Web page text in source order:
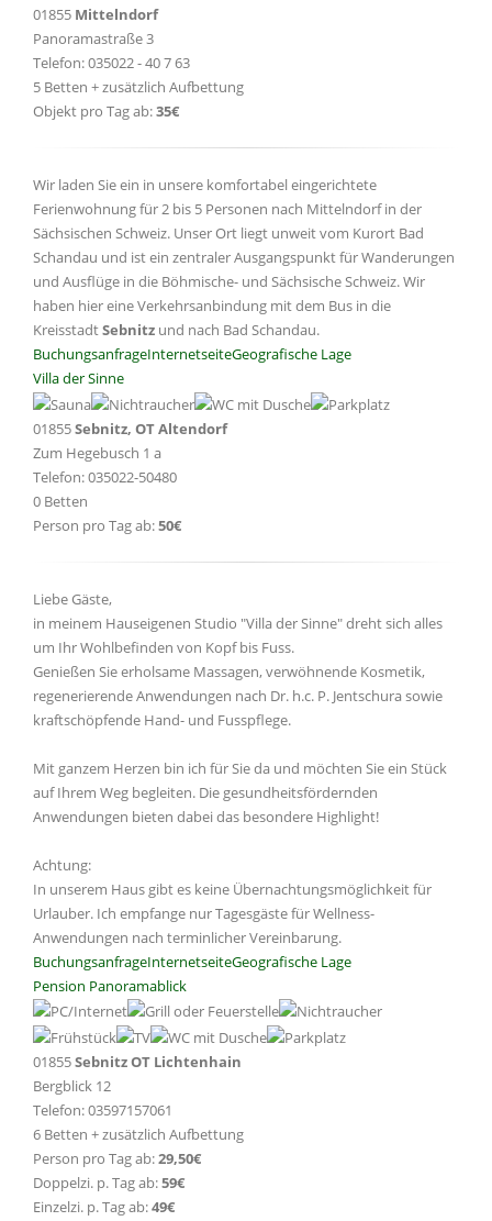
01855 Mittelndorf
Panoramastraße 3
Telefon: 035022 - 40 7 63
5 Betten + zusätzlich Aufbettung
Objekt pro Tag ab:35€
Wir laden Sie ein in unsere komfortabel eingerichtete
Ferienwohnung für 2 bis 5 Personen nach Mittelndorf in der
Sächsischen Schweiz. Unser Ort liegt unweit vom Kurort Bad
Schandau und ist ein zentraler Ausgangspunkt für Wanderungen
und Ausflüge in die Böhmische- und Sächsische Schweiz. Wir
haben hier eine Verkehrsanbindung mit dem Bus in die
KreisstadtSebnitz und nach Bad Schandau.
BuchungsanfrageInternetseiteGeografische Lage
Villa der Sinne
01855Sebnitz, OT Altendorf
Zum Hegebusch 1 a
Telefon: 035022-50480
0 Betten
Person pro Tag ab:50€
Liebe Gäste,
in meinem Hauseigenen Studio "Villa der Sinne" dreht sich alles
um Ihr Wohlbefinden von Kopf bis Fuss.
Genießen Sie erholsame Massagen, verwöhnende Kosmetik,
regenerierende Anwendungen nach Dr. h.c. P. Jentschura sowie
kraftschöpfende Hand- und Fusspflege.
Mit ganzem Herzen bin ich für Sie da und möchten Sie ein Stück
auf Ihrem Weg begleiten. Die gesundheitsfördernden
Anwendungen bieten dabei das besondere Highlight!
Achtung:
In unserem Haus gibt es keine Übernachtungsmöglichkeit für
Urlauber. Ich empfange nur Tagesgäste für Wellness-
Anwendungen nach terminlicher Vereinbarung.
BuchungsanfrageInternetseiteGeografische Lage
Pension Panoramablick
01855Sebnitz OT Lichtenhain
Bergblick 12
Telefon: 03597157061
6 Betten + zusätzlich Aufbettung
Person pro Tag ab:29,50€
Doppelzi. p. Tag ab:59€
Einzelzi. p. Tag ab:49€